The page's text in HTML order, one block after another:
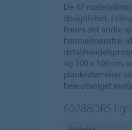
De 47
designfrihet. I
finnes det andre
himmelmønstre,
og 100 x 100 cm,
plankestørrelser
hele utvalget
60288DR5